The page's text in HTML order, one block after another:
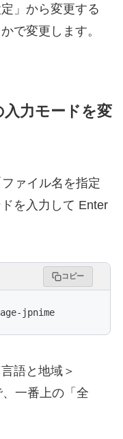
」から変更する
で変更します。
力モードを変
ァイル名を指定
を入力して Enter
コピー
jpnime
語と地域＞
一番上の「全